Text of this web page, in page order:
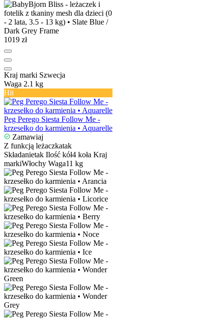
1019 zł
Kraj marki Szwecja
Waga 2.1 kg
Hit
Peg Perego Siesta Follow Me -
krzesełko do karmienia • Aquarelle
Zamawiaj
Z funkcją leżaczkatak
Składanietak Ilość kół4 koła Kraj
markiWłochy Waga11 kg